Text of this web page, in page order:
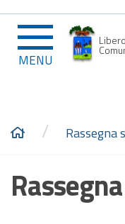
MENU
/ Rassegna